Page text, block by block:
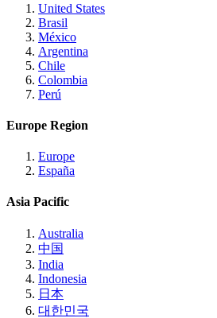
United States
Brasil
México
Argentina
Chile
Colombia
Perú
Europe Region
Europe
España
Asia Pacific
Australia
中国
India
Indonesia
日本
대한민국